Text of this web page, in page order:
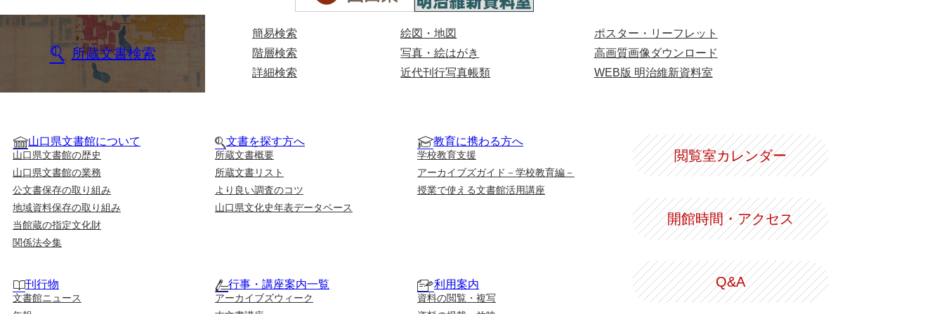
所蔵文書検索
簡易検索
階層検索
詳細検索
絵図・地図
写真・絵はがき
近代刊行写真帳類
ポスター・リーフレット
高画質画像ダウンロード
WEB版 明治維新資料室
山口県文書館について
山口県文書館の歴史
山口県文書館の業務
公文書保存の取り組み
地域資料保存の取り組み
当館蔵の指定文化財
関係法令集
文書を探す方へ
所蔵文書概要
所蔵文書リスト
より良い調査のコツ
山口県文化史年表データベース
教育に携わる方へ
学校教育支援
アーカイブズガイド－学校教育編－
授業で使える文書館活用講座
刊行物
文書館ニュース
行事・講座案内一覧
アーカイブズウィーク
利用案内
資料の閲覧・複写
閲覧室カレンダー
開館時間・アクセス
Q&A